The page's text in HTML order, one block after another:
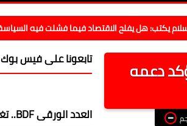
هل يفلح الاقتصاد فيما فشلت فيه السياسة؟!
دعمه تابعونا على فيس بوك
العدد الورقى BDF.. تغطية شاملة